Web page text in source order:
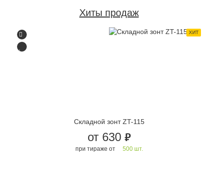
Хиты продаж
ХИТ
Складной зонт ZT-115
от 630 руб.
при тираже от 500 шт.